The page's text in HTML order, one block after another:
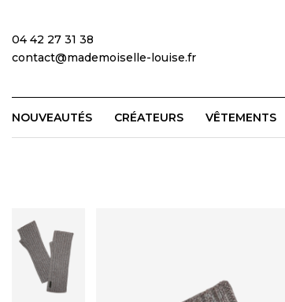
04 42 27 31 38
contact@mademoiselle-louise.fr
NOUVEAUTÉS CRÉATEURS VÊTEMENTS